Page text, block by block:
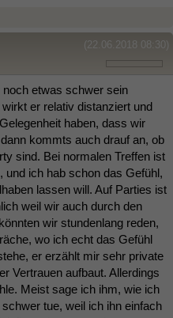
(22.06.2018 08:30)
etwas schwer sein
er relativ distanziert und
haben, dass wir
kommts auch drauf an, ob
sind. Bei normalen Treffen ist
und ich hab schon das Gefühl,
lassen will. Auf Parties ist
weil wir auch durch den
wir stundenlang reden,
wo ich echt das Gefühl
er erzählt mir sehr private
Vertrauen aufbaut. Allerdings
Meist sage ich ihm, wie ich
tue, weil ich ihn einfach